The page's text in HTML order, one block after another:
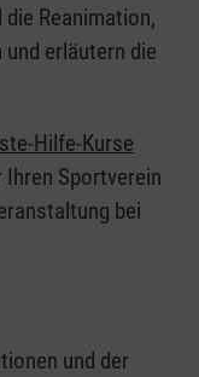
die Reanimation,
und erläutern die
Hilfe-Kurse
Sportverein
bei
und der